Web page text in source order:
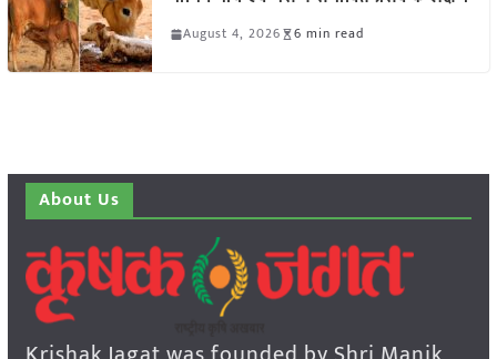
August 4, 2026 6 min read
About Us